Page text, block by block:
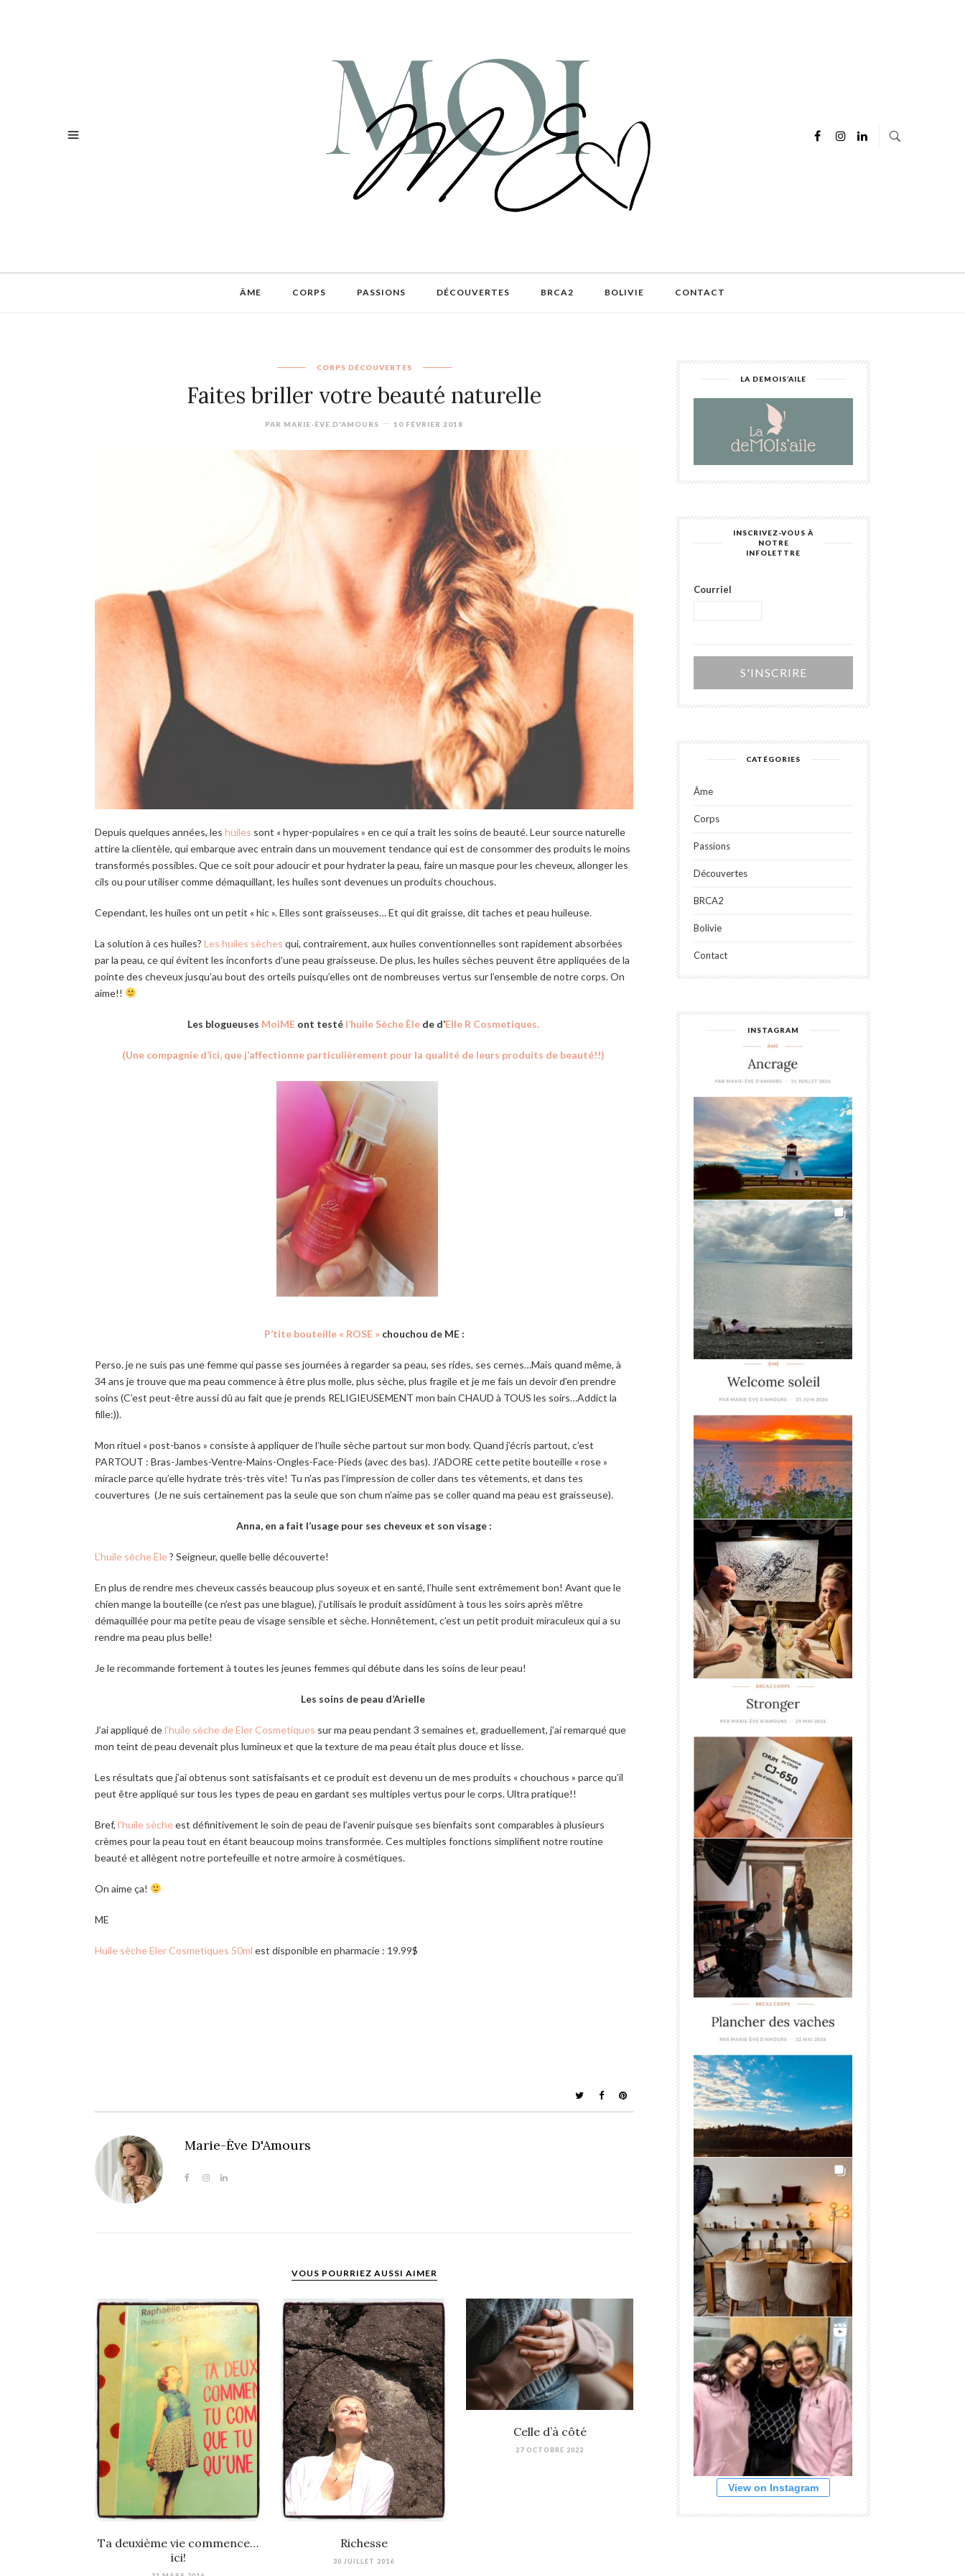
ÂME CORPS PASSIONS DÉCOUVERTES BRCA2 BOLIVIE CONTACT
CORPS DÉCOUVERTES
Faites briller votre beauté naturelle
PAR MARIE-ÈVE D'AMOURS 10 FÉVRIER 2018
Depuis quelques années, les huiles sont « hyper-populaires » en ce qui a trait les soins de beauté. Leur source naturelle
attire la clientèle, qui embarque avec entrain dans un mouvement tendance qui est de consommer des produits le moins
transformés possibles. Que ce soit pour adoucir et pour hydrater la peau, faire un masque pour les cheveux, allonger les
cils ou pour utiliser comme démaquillant, les huiles sont devenues un produits chouchous.
Cependant, les huiles ont un petit « hic ». Elles sont graisseuses… Et qui dit graisse, dit taches et peau huileuse.
La solution à ces huiles? Les huiles sèches qui, contrairement, aux huiles conventionnelles sont rapidement absorbées
par la peau, ce qui évitent les inconforts d’une peau graisseuse. De plus, les huiles sèches peuvent être appliquées de la
pointe des cheveux jusqu’au bout des orteils puisqu’elles ont de nombreuses vertus sur l’ensemble de notre corps. On
aime!!
Les blogueuses MoiMEont testél’huile Sèche Èlede d’Elle R Cosmetiques.
(Une compagnie d’ici, que j’affectionne particulièrement pour la qualité de leurs produits de beauté!!)
P’tite bouteille « ROSE »chouchou de ME :
Perso. je ne suis pas une femme qui passe ses journées à regarder sa peau, ses rides, ses cernes…Mais quand même, à
34 ans je trouve que ma peau commence à être plus molle, plus sèche, plus fragile et je me fais un devoir d’en prendre
soins (C’est peut-être aussi dû au fait que je prends RELIGIEUSEMENT mon bain CHAUD à TOUS les soirs…Addict la
fille:)).
Mon rituel « post-banos » consiste à appliquer de l’huile sèche partout sur mon body. Quand j’écris partout, c’est
PARTOUT : Bras-Jambes-Ventre-Mains-Ongles-Face-Pieds (avec des bas). J’ADORE cette petite bouteille « rose »
miracle parce qu’elle hydrate très-très vite! Tu n’as pas l’impression de coller dans tes vêtements, et dans tes
couvertures (Je ne suis certainement pas la seule que son chum n’aime pas se coller quand ma peau est graisseuse).
Anna, en a fait l’usage pour ses cheveux et son visage :
L’huile sèche Èle? Seigneur, quelle belle découverte!
En plus de rendre mes cheveux cassés beaucoup plus soyeux et en santé, l’huile sent extrêmement bon! Avant que le
chien mange la bouteille (ce n’est pas une blague), j’utilisais le produit assidûment à tous les soirs après m’être
démaquillée pour ma petite peau de visage sensible et sèche. Honnêtement, c’est un petit produit miraculeux qui a su
rendre ma peau plus belle!
Je le recommande fortement à toutes les jeunes femmes qui débute dans les soins de leur peau!
Les soins de peau d’Arielle
J’ai appliqué del’huile sèche de Eler Cosmetiques sur ma peau pendant 3 semaines et, graduellement, j’ai remarqué que
mon teint de peau devenait plus lumineux et que la texture de ma peau était plus douce et lisse.
Les résultats que j’ai obtenus sont satisfaisants et ce produit est devenu un de mes produits « chouchous » parce qu’il
peut être appliqué sur tous les types de peau en gardant ses multiples vertus pour le corps. Ultra pratique!!
Bref, l’huile sècheest définitivement le soin de peau de l’avenir puisque ses bienfaits sont comparables à plusieurs
crèmes pour la peau tout en étant beaucoup moins transformée. Ces multiples fonctions simplifient notre routine
beauté et allègent notre portefeuille et notre armoire à cosmétiques.
On aime ça!
ME
Huile sèche Eler Cosmetiques 50ml est disponible en pharmacie : 19.99$
Marie-Ève D'Amours
VOUS POURRIEZ AUSSI AIMER
Ta deuxième vie commence…
ici!
Richesse
30 JUILLET 2016
Celle d’à côté
27 OCTOBRE 2022
LA DEMOIS’AILE
INSCRIVEZ-VOUS À
NOTRE
INFOLETTRE
Courriel
Alternative:
CATÉGORIES
Âme
Corps
Passions
Découvertes
BRCA2
Bolivie
Contact
INSTAGRAM
View on Instagram